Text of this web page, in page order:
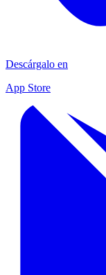
Descárgalo en
App Store